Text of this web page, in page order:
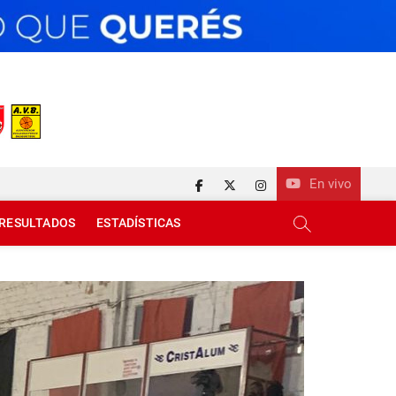
En vivo
facebook
twitterinstagram
RESULTADOS ESTADÍSTICAS